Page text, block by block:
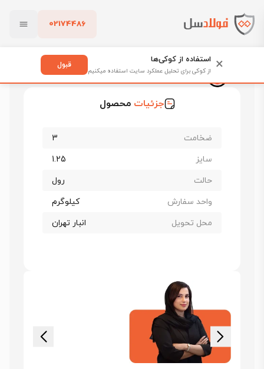
02174486
پاک کردن
فولادسل
ورق گالوانیزه چینی ضخامت 3 عرض 1250
جزئیات محصول
ضخامت
3
سایز
1.25
حالت
رول
واحد سفارش
کیلوگرم
محل تحویل
انبار تهران
× استفاده از کوکی‌ها
از کوکی برای تحلیل عملکرد سایت استفاده میکنیم
قبول